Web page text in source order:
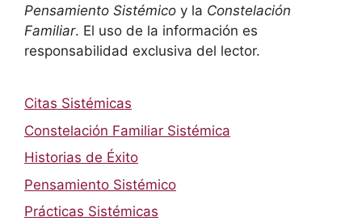
Pensamiento Sistémico y la Constelación
Familiar. El uso de la información es
responsabilidad exclusiva del lector.
Citas Sistémicas
Constelación Familiar Sistémica
Historias de Éxito
Pensamiento Sistémico
Prácticas Sistémicas